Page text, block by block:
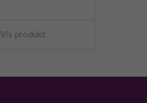
Vis produkt